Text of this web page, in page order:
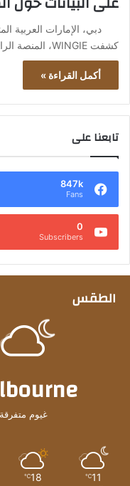
دبي، الإمارات العربية
كشفت WINGIE، المنصة الرائدة في مجال السفر بمنطقة…
أكمل القراءة »
تابعنا على
847k
Fans
0
Subscribers
الطقس
غيوم متفرقة
11
℃
18
℃